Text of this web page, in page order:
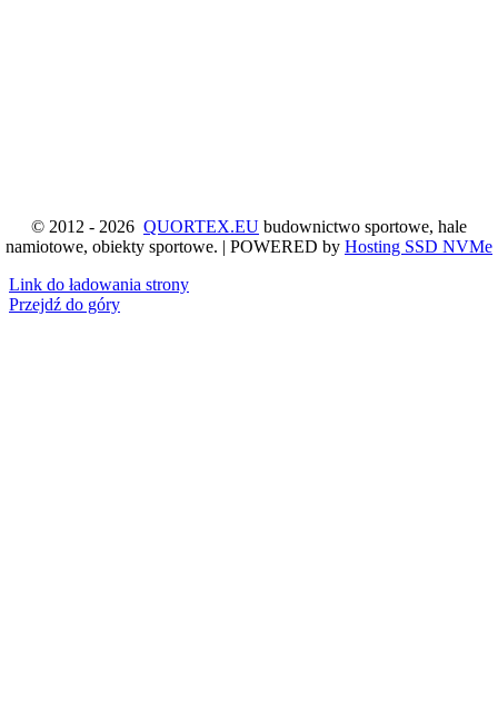
© 2012 - 2026 QUORTEX.EU budownictwo sportowe, hale
namiotowe, obiekty sportowe. | POWERED by Hosting SSD NVMe
Link do ładowania strony
Przejdź do góry